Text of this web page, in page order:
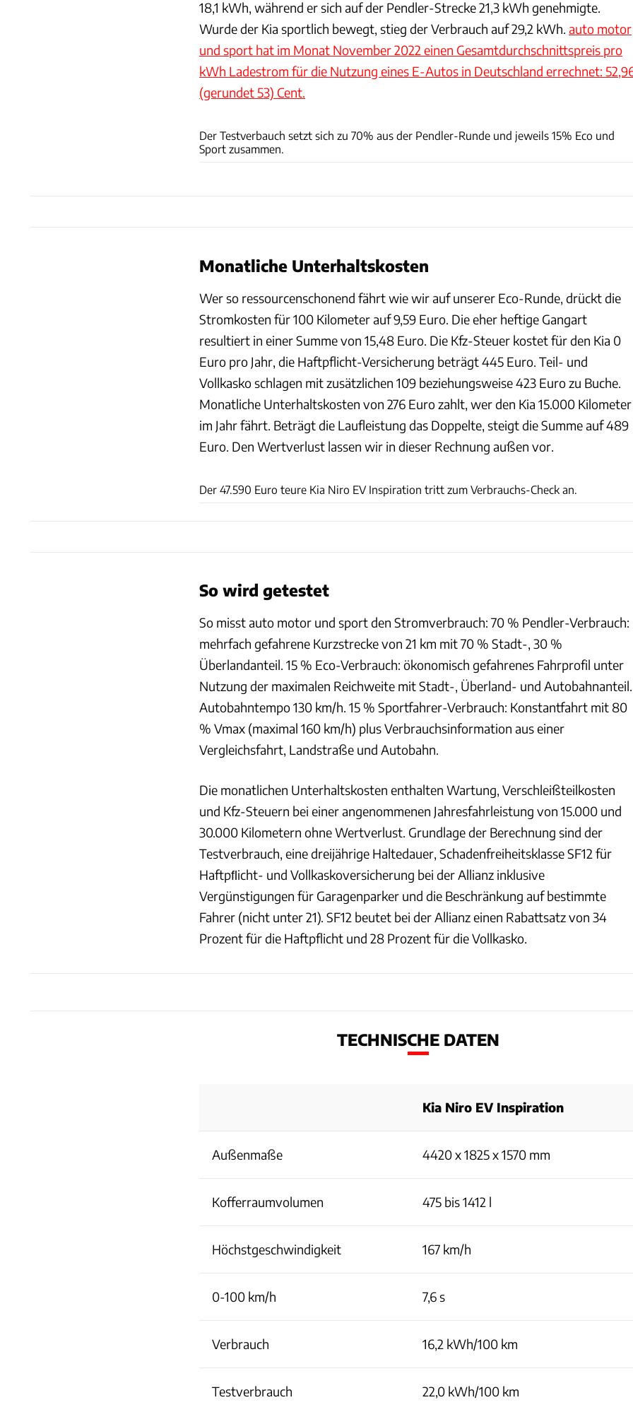
18,1 kWh, während er sich auf der Pendler-Strecke 21,3 kWh genehmigte.
Wurde der Kia sportlich bewegt, stieg der Verbrauch auf 29,2 kWh. auto motor
und sport hat im Monat November 2022 einen Gesamtdurchschnittspreis pro
kWh Ladestrom für die Nutzung eines E-Autos in Deutschland errechnet:
(gerundet 53) Cent.
Der Testverbauch setzt sich zu 70% aus der Pendler-Runde und jeweils 15% Eco und
Sport zusammen.
Monatliche Unterhaltskosten
Wer so ressourcenschonend fährt wie wir auf unserer Eco-Runde, drückt die
Stromkosten für 100 Kilometer auf 9,59 Euro. Die eher heftige Gangart
resultiert in einer Summe von 15,48 Euro. Die Kfz-Steuer kostet für den Kia 0
Euro pro Jahr, die Haftpflicht-Versicherung beträgt 445 Euro. Teil- und
Vollkasko schlagen mit zusätzlichen 109 beziehungsweise 423 Euro zu Buche.
Monatliche Unterhaltskosten von 276 Euro zahlt, wer den Kia 15.000 Kilometer
im Jahr fährt. Beträgt die Laufleistung das Doppelte, steigt die Summe auf 489
Euro. Den Wertverlust lassen wir in dieser Rechnung außen vor.
Der 47.590 Euro teure Kia Niro EV Inspiration tritt zum Verbrauchs-Check an.
So wird getestet
So misst auto motor und sport den Stromverbrauch: 70 % Pendler-Verbrauch:
mehrfach gefahrene Kurzstrecke von 21 km mit 70 % Stadt-, 30 %
Überlandanteil. 15 % Eco-Verbrauch: ökonomisch gefahrenes Fahrprofil unter
Nutzung der maximalen Reichweite mit Stadt-, Überland- und Autobahnanteil.
Autobahntempo 130 km/h. 15 % Sportfahrer-Verbrauch: Konstantfahrt mit 80
% Vmax (maximal 160 km/h) plus Verbrauchsinformation aus einer
Vergleichsfahrt, Landstraße und Autobahn.
Die monatlichen Unterhaltskosten enthalten Wartung, Verschleißteilkosten
und Kfz-Steuern bei einer angenommenen Jahresfahrleistung von 15.000 und
30.000 Kilometern ohne Wertverlust. Grundlage der Berechnung sind der
Testverbrauch, eine dreijährige Haltedauer, Schadenfreiheitsklasse SF12 für
Haftpﬂicht- und Vollkaskoversicherung bei der Allianz inklusive
Vergünstigungen für Garagenparker und die Beschränkung auf bestimmte
Fahrer (nicht unter 21). SF12 beutet bei der Allianz einen Rabattsatz von 34
Prozent für die Haftpflicht und 28 Prozent für die Vollkasko.
TECHNISCHE DATEN
Kia Niro EV Inspiration
Außenmaße 4420 x 1825 x 1570 mm
Kofferraumvolumen 475 bis 1412 l
Höchstgeschwindigkeit 167 km/h
0-100 km/h 7,6 s
Verbrauch 16,2 kWh/100 km
Testverbrauch 22,0 kWh/100 km